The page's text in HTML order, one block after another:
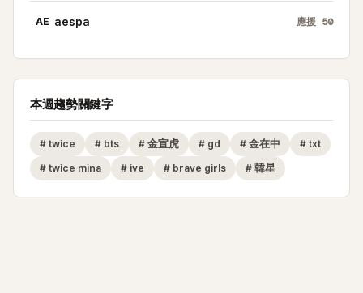
AE aespa 應援 50
本週趨勢關鍵字
# twice # bts # 金宣虎 # gd # 金在中 # txt
# twice mina # ive # brave girls # 韓星